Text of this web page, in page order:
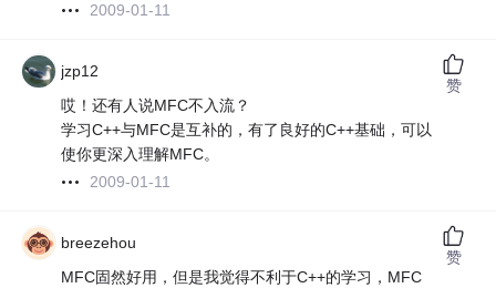
2009-01-11
jzp12
哎！还有人说MFC不入流？
学习C++与MFC是互补的，有了良好的C++基础，可以
使你更深入理解MFC。
2009-01-11
赞
breezehou
MFC固然好用，但是我觉得不利于C++的学习，MFC
赞